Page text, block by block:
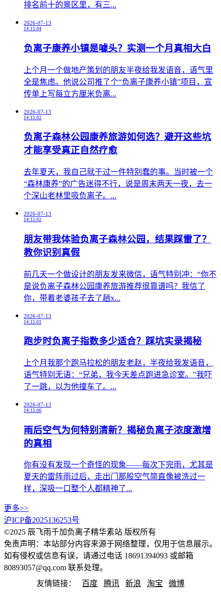
排名前十的景区里，有三...
2026-07-13
14:15:04
负离子康养小镇是噱头？实测一个月真相大白
​上个月一个做地产策划的朋友半夜给我发语音，语气里
全是焦虑。他说公司推了个“负离子康养小镇”项目，宣
传单上写每立方厘米负离...
2026-07-13
14:15:02
负离子森林公园康养旅游如何选？避开这些坑
才能享受真正自然疗愈
​去年夏天，我自己就干过一件特别蠢的事。当时被一个
“森林康养”的广告迷得不行，说是周末两天一夜，去一
个深山老林里吸负离子。...
2026-07-13
14:15:02
朋友带我体验负离子森林公园，结果踩雷了？
教你识别真假
前几天一个做设计的朋友发来微信，语气特别冲：“你不
是说负离子森林公园康养旅游推荐很靠谱吗？我信了
你，带着老婆孩子去了趟x...
2026-07-13
14:15:01
跑步时负离子指数多少适合？踩坑实录揭秘
上个月我那个跑马拉松的朋友老赵，半夜给我发语音，
语气特别无语：“兄弟，我今天差点跑进急诊室。”我吓
了一跳，以为他撞车了。...
2026-07-13
14:15:00
雨后空气为何特别清新？揭秘负离子浓度激增
的真相
你有没有发现一个奇怪的现象——每次下完雨，尤其是
夏天的雷阵雨过后，走出门那股空气简直像被洗过一
样，深吸一口整个人都精神了...
更多>>
沪ICP备2025136253号
©2025 辰飞雨千加负离子精华素站 版权所有
免责声明：本站部分内容来源于网络整理，仅用于信息展示。
如有侵权或信息有误，请通过电话 18691394093 或邮箱
80893057@qq.com 联系处理。
友情链接：
百度 腾讯 新浪 淘宝 微博